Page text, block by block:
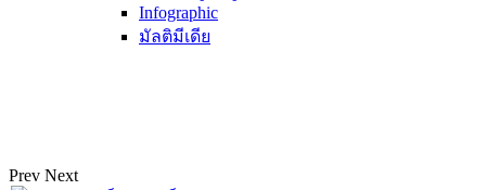
Infographic
มัลติมีเดีย
Prev Next